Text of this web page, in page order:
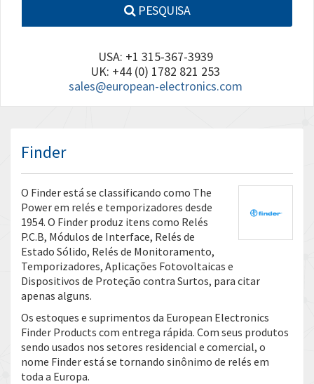
PESQUISA
USA: +1 315-367-3939
UK: +44 (0) 1782 821 253
sales@european-electronics.com
Finder
O Finder está se classificando como The
Power em relés e temporizadores desde
1954. O Finder produz itens como Relés
P.C.B, Módulos de Interface, Relés de
Estado Sólido, Relés de Monitoramento,
Temporizadores, Aplicações Fotovoltaicas e
Dispositivos de Proteção contra Surtos, para citar
apenas alguns.
Os estoques e suprimentos da European Electronics
Finder Products com entrega rápida. Com seus produtos
sendo usados ​​nos setores residencial e comercial, o
nome Finder está se tornando sinônimo de relés em
toda a Europa.